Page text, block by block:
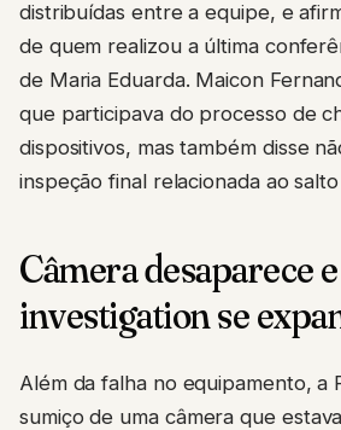
distribuídas entre a equipe, e
de quem realizou a última
de Maria Eduarda. Maicon
que participava do processo de
dispositivos, mas também disse
inspeção final relacionada ao
Câmera desaparece e
investigation se
Além da falha no equipamento, a
sumiço de uma câmera que